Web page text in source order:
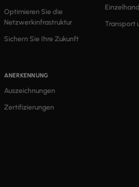
Optimieren Sie die
Netzwerkinfrastruktur
Sichern Sie Ihre Zukunft
Transport
ANERKENNUNG
Auszeichnungen
Zertifizierungen